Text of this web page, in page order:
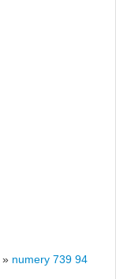
» numery 739 94